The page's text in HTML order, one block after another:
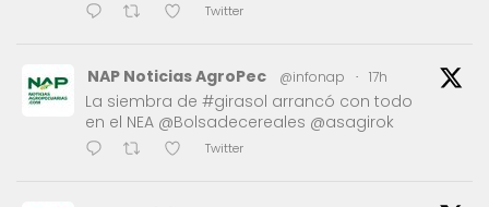
Twitter
NAP Noticias AgroPec @infonap · 17h
La siembra de #girasol arrancó con todo
en el NEA @Bolsadecereales @asagirok
Twitter